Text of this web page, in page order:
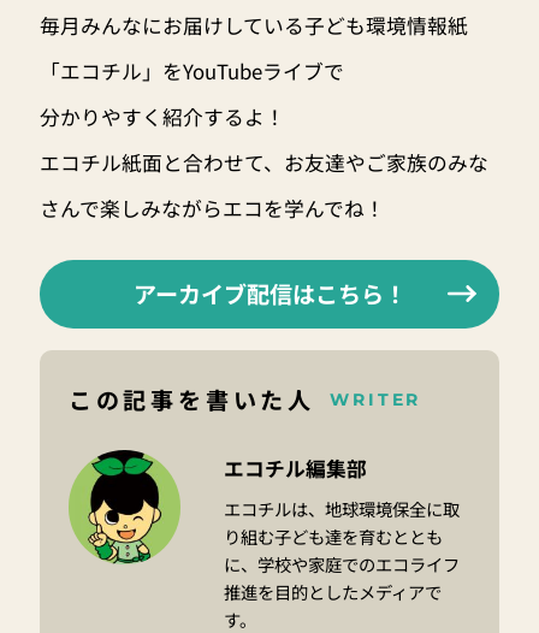
毎月みんなにお届けしている子ども環境情報紙
「エコチル」をYouTubeライブで
分かりやすく紹介するよ！
エコチル紙面と合わせて、お友達やご家族のみな
さんで楽しみながらエコを学んでね！
アーカイブ配信はこちら！
この記事を書いた人 WRITER
エコチル編集部
エコチルは、地球環境保全に取
り組む子ども達を育むととも
に、学校や家庭でのエコライフ
推進を目的としたメディアで
す。